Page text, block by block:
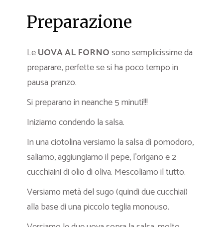
Preparazione
LeUOVA AL FORNOsono semplicissime da
preparare, perfette se si ha poco tempo in
pausa pranzo.
Si preparano in neanche 5 minuti!!!
Iniziamo condendo la salsa.
In una ciotolina versiamo la salsa di pomodoro,
saliamo, aggiungiamo il pepe, l’origano e 2
cucchiaini di olio di oliva. Mescoliamo il tutto.
Versiamo metà del sugo (quindi due cucchiai)
alla base di una piccolo teglia monouso.